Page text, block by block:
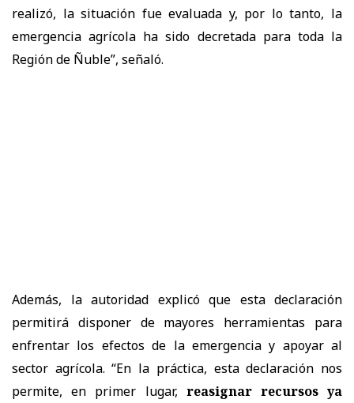
realizó, la situación fue evaluada y, por lo tanto, la
emergencia agrícola ha sido decretada para toda la
Región de Ñuble”, señaló.
Además, la autoridad explicó que esta declaración
permitirá disponer de mayores herramientas para
enfrentar los efectos de la emergencia y apoyar al
sector agrícola. “En la práctica, esta declaración nos
permite, en primer lugar, reasignar recursos ya